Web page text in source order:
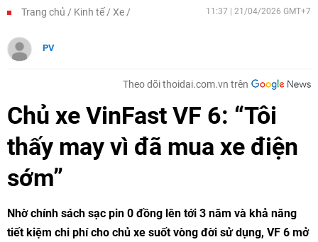
Trang chủ Kinh tế Xe 11:37 | 21/04/2026 GMT+7
PV
Theo dõi thoidai.com.vn trên
Chủ xe VinFast VF 6: “Tôi
thấy may vì đã mua xe điện
sớm”
Nhờ chính sách sạc pin 0 đồng lên tới 3 năm và khả năng
tiết kiệm chi phí cho chủ xe suốt vòng đời sử dụng, VF 6 mở